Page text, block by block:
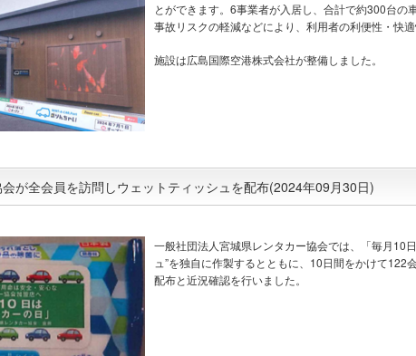
とができます。6事業者が入居し、合計で約300台
事故リスクの軽減などにより、利用者の利便性・快適
施設は広島国際空港株式会社が整備しました。
が全会員を訪問しウェットティッシュを配布(2024年09月30日)
一般社団法人宮城県レンタカー協会では、「毎月10
ュ”を独自に作製するとともに、10日間をかけて
配布と近況確認を行いました。